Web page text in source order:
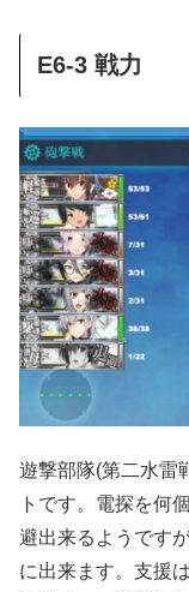
E6-3 戦力
遊撃部隊(第二水雷
トです。電探を何
避出来るようです
に出来ます。支援